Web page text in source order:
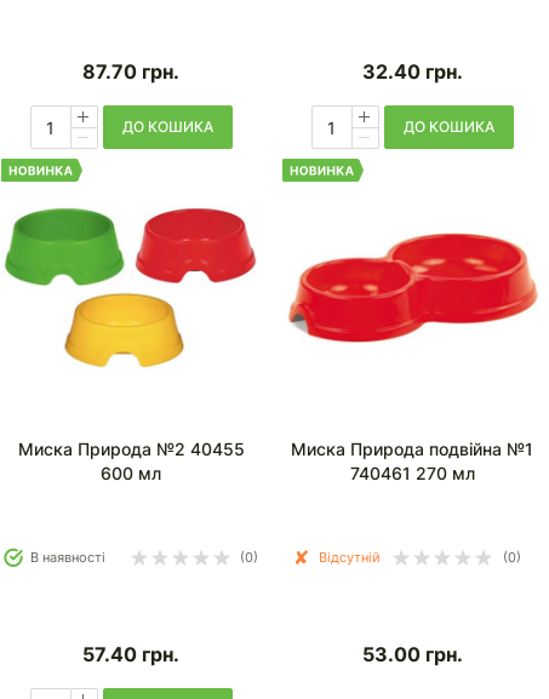
87.70 грн.
ДО КОШИКА
32.40 грн.
ДО КОШИКА
Миска Природа №2 40455
600 мл
В наявності (0)
57.40 грн.
Миска Природа подвійна №1
740461 270 мл
Відсутній (0)
53.00 грн.